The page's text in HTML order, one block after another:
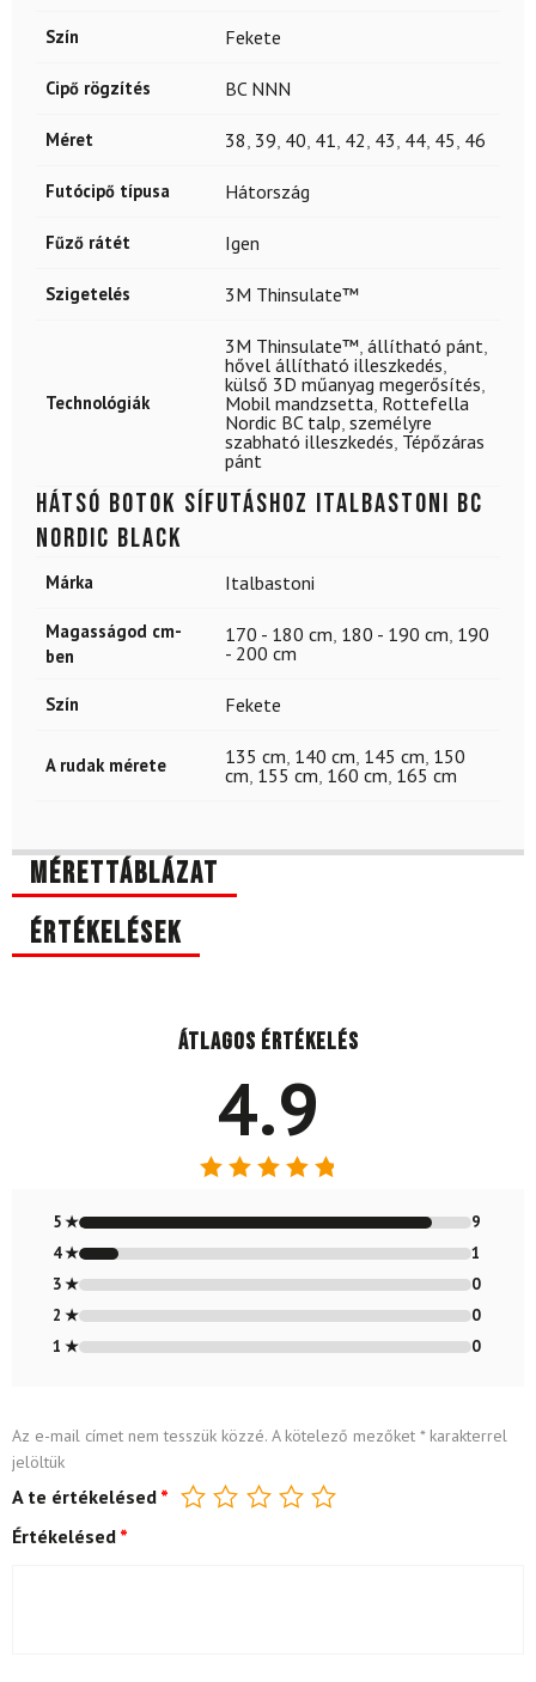
Szín Fekete
Cipő rögzítés BC NNN
Méret 38 39 40 41 42 43 44 45 46
Futócipő típusa Hátország
Fűző rátét Igen
Szigetelés 3M Thinsulate™
Technológiák
3M Thinsulate™ állítható pánt
hővel állítható illeszkedés
külső 3D műanyag megerősítés
Mobil mandzsetta Rottefella
Nordic BC talp személyre
szabható illeszkedés Tépőzáras
pánt
Hátsó botok sífutáshoz ITALBASTONI BC
Nordic Black
Márka Italbastoni
Magasságod cm-
ben
170 - 180 cm 180 - 190 cm 190
- 200 cm
Szín Fekete
A rudak mérete 135 cm 140 cm 145 cm 150
cm 155 cm 160 cm 165 cm
Mérettáblázat
Értékelések
Átlagos értékelés
4.9
4.9/ 5
5 ★
9
4 ★
1
3 ★
0
2 ★
0
1 ★
0
Az e-mail címet nem tesszük közzé. A kötelező mezőket *karakterrel
jelöltük
A te értékelésed *
Értékelésed *